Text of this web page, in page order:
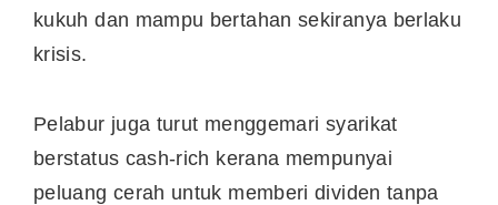
kukuh dan mampu bertahan sekiranya berlaku
krisis.
Pelabur juga turut menggemari syarikat
berstatus cash-rich kerana mempunyai
peluang cerah untuk memberi dividen tanpa